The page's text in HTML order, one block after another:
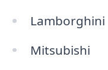
Lamborghini
Mitsubishi